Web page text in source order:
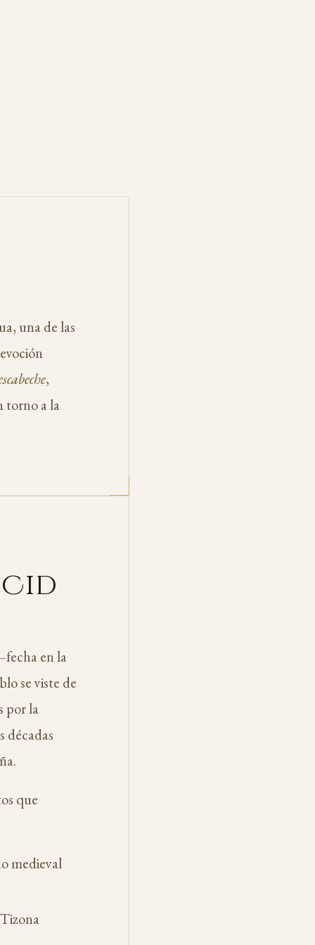
una de las
,
torno a la
en la
se viste de
por la
décadas
que
medieval